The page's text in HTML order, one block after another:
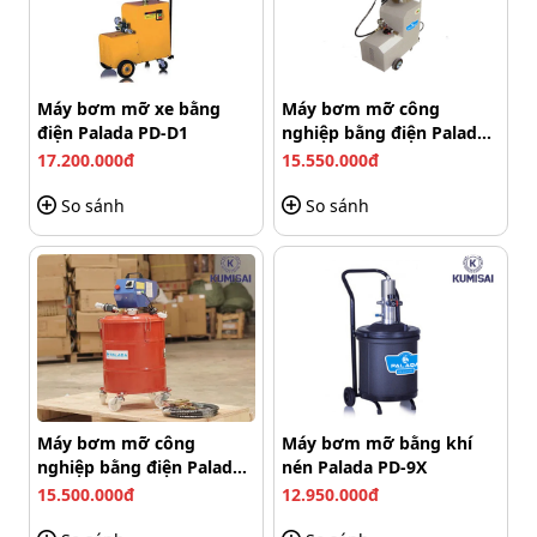
phân phối đều, tránh tình trạng dư thừa hay thiếu hụt
mỡ ở những bộ phận máy móc cần bôi trơn.
tiết kiệm mỡ, giảm thiểu lãng phí, giúp bạn tiết
kiệm chi phí lâu dài.
Bơm mỡ đều, chính xác, tránh lãng phí
Máy bơm mỡ xe bằng
điện Palada PD-D1
17.200.000đ
So sánh
Máy bơm mỡ công
nghiệp bằng điện Palada
PD6013
15.550.000đ
So sánh
Máy bơm mỡ công
nghiệp bằng điện Palada
PD6040
15.500.000đ
Máy bơm mỡ bằng khí
nén Palada PD-9X
12.950.000đ